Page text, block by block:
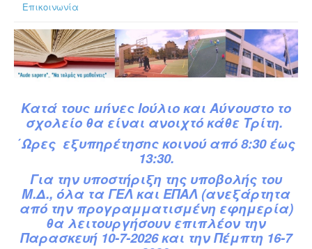
Επικοινωνία
Κατά τους μήνες Ιούλιο και Αύγουστο το
σχολείο θα είναι ανοιχτό κάθε Τρίτη.
΄Ωρες εξυπηρέτησης κοινού από 8:30 έως
13:30.
Για την υποστήριξη της υποβολής του
Μ.Δ., όλα τα ΓΕΛ και ΕΠΑΛ (ανεξάρτητα
από την προγραμματισμένη εφημερία)
θα λειτουργήσουν επιπλέον την
Παρασκευή 10-7-2026 και την Πέμπτη 16-7